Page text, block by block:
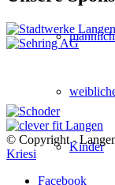
Kinder
© Copyright -
Kriesi
Facebook